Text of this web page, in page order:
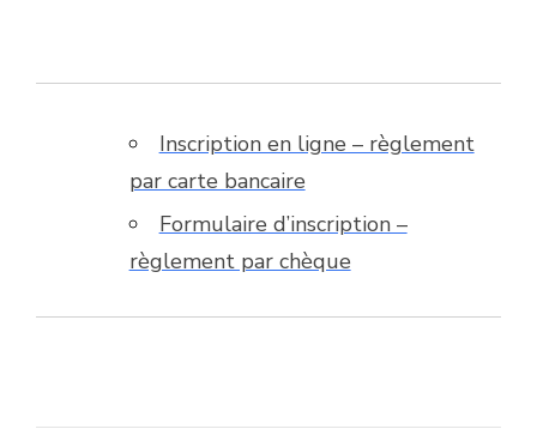
Inscription en ligne – règlement
par carte bancaire
Formulaire d’inscription –
règlement par chèque